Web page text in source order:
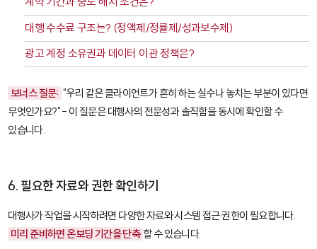
대행 수수료 구조는? (정액제/정률제/성과보수제)
광고 계정 소유권과 데이터 이관 정책은?
보너스 질문: "우리 같은 클라이언트가 흔히 하는 실수나 놓치는 부분이 있다면
무엇인가요?" - 이 질문은 대행사의 전문성과 솔직함을 동시에 확인할 수
있습니다.
6. 필요한 자료와 권한 확인하기
대행사가 작업을 시작하려면 다양한 자료와 시스템 접근 권한이 필요합니다.
미리 준비하면 온보딩 기간을 단축 할 수 있습니다.